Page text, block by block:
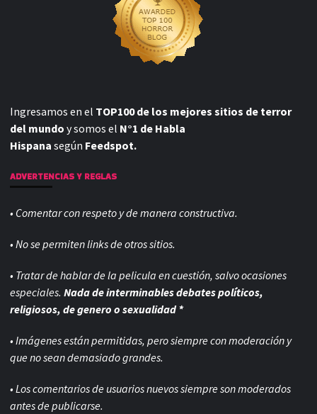
Ingresamos en el TOP100 de los mejores sitios de terror
del mundo y somos el N°1 de Habla
Hispana según Feedspot.
ADVERTENCIAS Y REGLAS
• Comentar con respeto y de manera constructiva.
• No se permiten links de otros sitios.
• Tratar de hablar de la pelicula en cuestión, salvo ocasiones
especiales. Nada de interminables debates políticos,
religiosos, de genero o sexualidad *
• Imágenes están permitidas, pero siempre conmoderación y
que no sean demasiado grandes.
• Los comentarios de usuarios nuevos siempre son moderados
antes de publicarse.